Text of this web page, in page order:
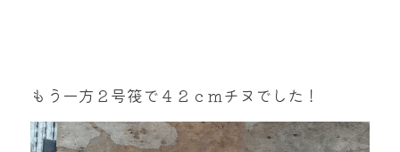
もう一方２号筏で４２ｃｍチヌでした！